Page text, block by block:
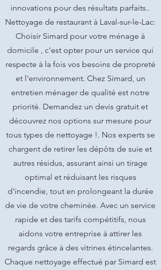
innovations pour des résultats parfaits..
Nettoyage de restaurant à Laval-sur-le-Lac:
Choisir Simard pour votre ménage à
domicile , c'est opter pour un service qui
respecte à la fois vos besoins de propreté
et l'environnement. Chez Simard, un
entretien ménager de qualité est notre
priorité. Demandez un devis gratuit et
découvrez nos options sur mesure pour
tous types de nettoyage !. Nos experts se
chargent de retirer les dépôts de suie et
autres résidus, assurant ainsi un tirage
optimal et réduisant les risques
d'incendie, tout en prolongeant la durée
de vie de votre cheminée. Avec un service
rapide et des tarifs compétitifs, nous
aidons votre entreprise à attirer les
regards grâce à des vitrines étincelantes.
Chaque nettoyage effectué par Simard est